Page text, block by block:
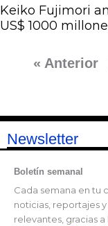
Keiko Fujimori
US$ 1000
« Anterior
Newsletter
Boletín semanal
Cada semana en tu
noticias, reportajes
relevantes, gracias